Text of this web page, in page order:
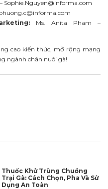
Sophie.Nguyen@informa.com
Ms. Anita Pham –
cao kiến thức, mở rộng mạng
ngành chăn nuôi gà!
Thuốc Khử Trùng Chuồng
Trại Gà: Cách Chọn, Pha Và Sử
Dụng An Toàn